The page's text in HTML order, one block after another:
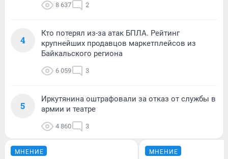
8 637 2
4
Кто потерял из-за атак БПЛА. Рейтинг
крупнейших продавцов маркетплейсов из
Байкальского региона
6 059 3
5
Иркутянина оштрафовали за отказ от службы в
армии и театре
4 860 3
МНЕНИЕ МНЕНИЕ